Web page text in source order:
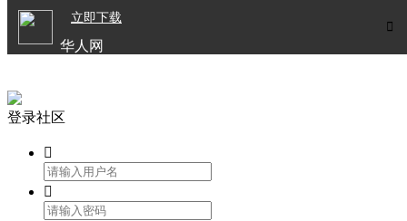

立即下载
华人网
登录社区

